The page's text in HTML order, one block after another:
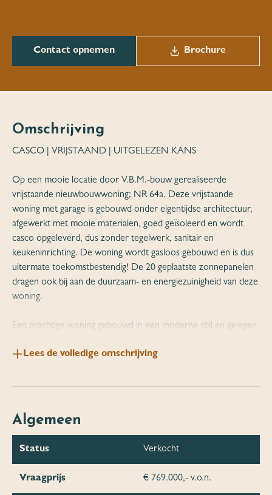
Contact opnemen Brochure
Omschrijving
CASCO | VRIJSTAAND | UITGELEZEN KANS
Op een mooie locatie door V.B.M.-bouw gerealiseerde
vrijstaande nieuwbouwwoning; NR 64a. Deze vrijstaande
woning met garage is gebouwd onder eigentijdse architectuur,
afgewerkt met mooie materialen, goed geïsoleerd en wordt
casco opgeleverd, dus zonder tegelwerk, sanitair en
keukeninrichting. De woning wordt gasloos gebouwd en is dus
uitermate toekomstbestendig! De 20 geplaatste zonnepanelen
dragen ook bij aan de duurzaam- en energiezuinigheid van deze
woning.
Een prachtige woning gebouwd in een moderne stijl en gelegen
Aalburg. De vrijstaande woning is ingedeeld met een entree,
de woning, badkamer (2mx2m), grote slaapkamer met genoeg
(open) keuken. Deze indeling kan nog aangepast worden aan
de wensen van de koper. Zo kan bijvoorbeeld de slaapkamer
aan de achterzijde ingericht worden als woonkeuken en de
mogelijkheden, de aannemer denkt graag met je mee. De
Lees de volledige omschrijving
Algemeen
Status Verkocht
Vraagprijs € 769.000,- v.o.n.